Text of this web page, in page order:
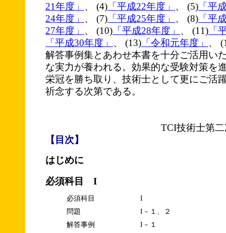
21年度」 、 (4) 「平成22年度」 、 (5) 「平
24年度」 、 (7) 「平成25年度」 、 (8) 「平
27年度」 、 (10) 「平成28年度」 、 (11) 「
「平成30年度」 、 (13) 「令和元年度」 、
解答事例集とあわせ本書を十分ご活用い
な実力が養われる。効果的な受験対策を
栄冠を勝ち取り、技術士として更にご活
祈念する次第である。
TCI技術士第
【目次】
はじめに
必須科目 I
必須科目
I
問題
I－１、２
解答事例
I－１